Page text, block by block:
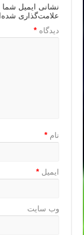
نشانی ایمیل
علامت‌گذاری
دیدگاه*
نام*
ایمیل*
وب‌ سایت